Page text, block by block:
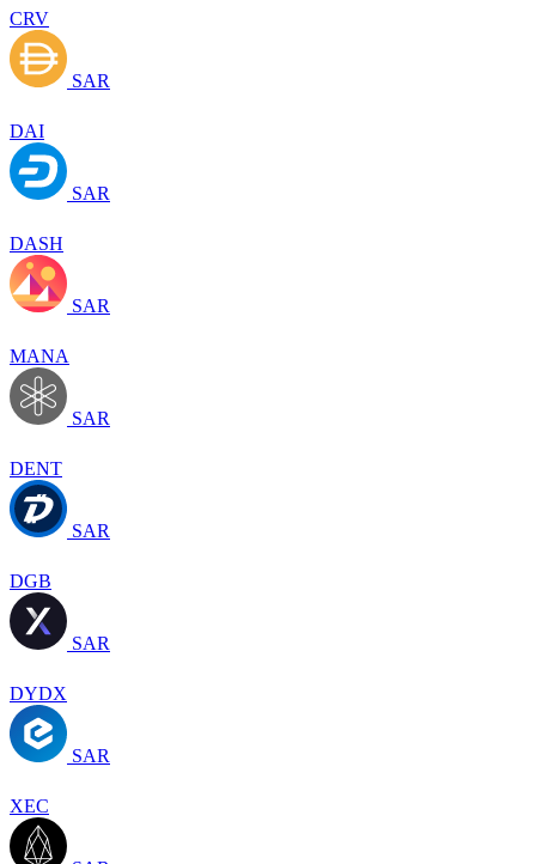
CRV
SAR
DAI
SAR
DASH
SAR
MANA
SAR
DENT
SAR
DGB
SAR
DYDX
SAR
XEC